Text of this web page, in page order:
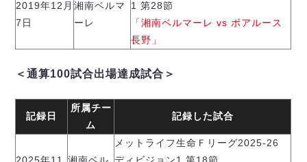
選手の通算記録（Ｆ２）
ヴォスクオーレ仙台
マルバ水戸FC
Y．S．C．C．横浜
ヴィンセドール白山
アグレミーナ浜松
2019年12月
7日
湘南ベルマ
ーレ
1 第28節
「湘南ベルマーレ vs ボアルース
長野」
＜通算100試合出場達成試合＞
記録日
所属チー
ム
記録した試合
2025年11
湘南ベル
メットライフ生命Ｆリーグ2025-26
ディビジョン1 第18節